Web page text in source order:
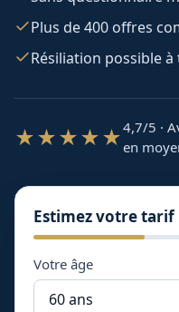
Plus de 400 offres
Résiliation possible
★★★★★4,7/5 ·
en
Estimez votre tarif
Votre âge